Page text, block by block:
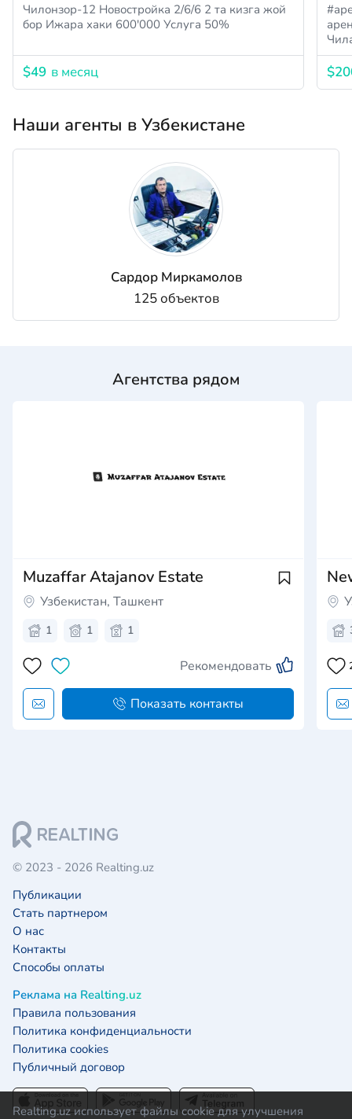
Realting.uz использует файлы cookie для улучшения
Чилонзор-12 Новостройка 2/6/6 2 та кизга жой
бор Ижара хаки 600'000 Услуга 50%
$49 в месяц
Наши агенты в Узбекистане
Сардор Миркамолов
125 объектов
Агентства рядом
Muzaffar Atajanov Estate
Узбекистан, Ташкент
1 1 1
Рекомендовать
Показать контакты
© 2023 - 2026 Realting.uz
Публикации
Стать партнером
О нас
Контакты
Способы оплаты
Реклама на Realting.uz
Правила пользования
Политика конфиденциальности
Политика cookies
Публичный договор